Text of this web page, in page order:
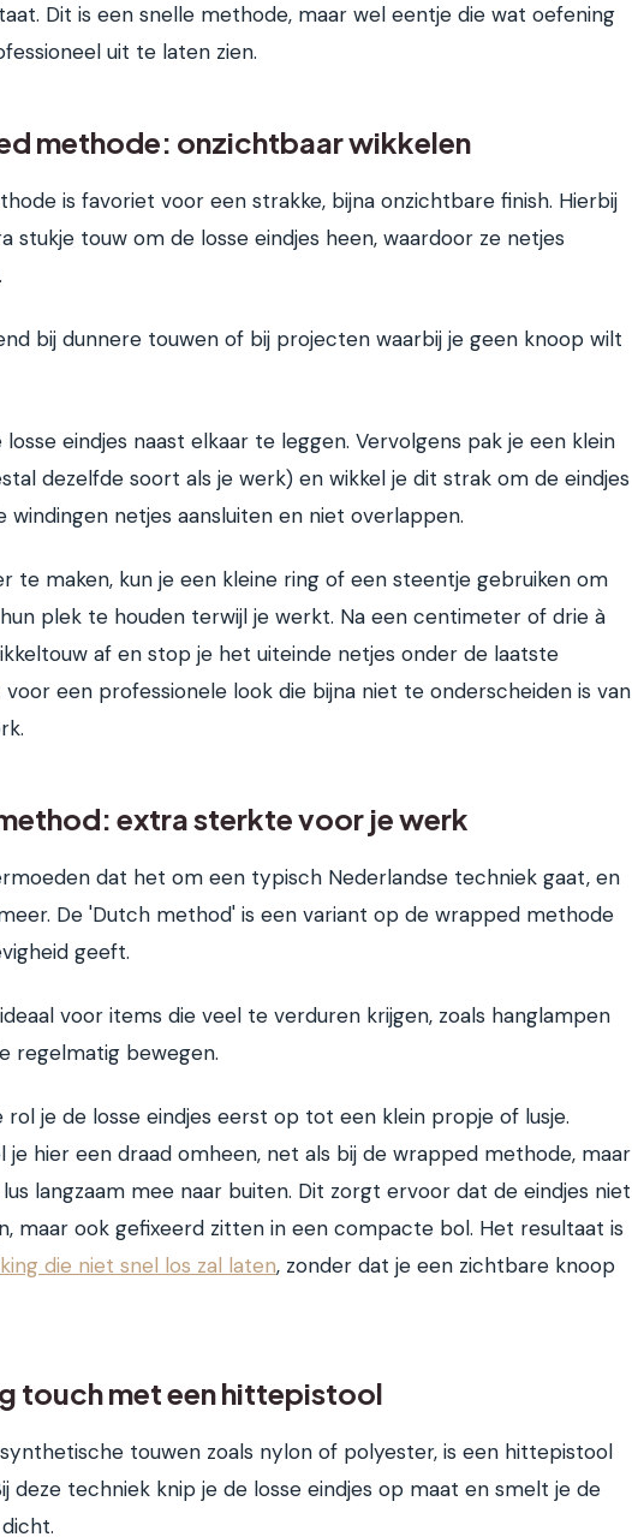
Dit is een snelle methode, maar wel eentje die wat oefening
uit te laten zien.
methode: onzichtbaar wikkelen
is favoriet voor een strakke, bijna onzichtbare finish. Hierbij
stukje touw om de losse eindjes heen, waardoor ze netjes
bij dunnere touwen of bij projecten waarbij je geen knoop wilt
eindjes naast elkaar te leggen. Vervolgens pak je een klein
dezelfde soort als je werk) en wikkel je dit strak om de eindjes
windingen netjes aansluiten en niet overlappen.
te maken, kun je een kleine ring of een steentje gebruiken om
plek te houden terwijl je werkt. Na een centimeter of drie à
af en stop je het uiteinde netjes onder de laatste
voor een professionele look die bijna niet te onderscheiden is van
extra sterkte voor je werk
dat het om een typisch Nederlandse techniek gaat, en
De 'Dutch method' is een variant op de wrapped methode
geeft.
voor items die veel te verduren krijgen, zoals hanglampen
regelmatig bewegen.
rol je de losse eindjes eerst op tot een klein propje of lusje.
je hier een draad omheen, net als bij de wrapped methode, maar
langzaam mee naar buiten. Dit zorgt ervoor dat de eindjes niet
maar ook gefixeerd zitten in een compacte bol. Het resultaat is
die niet snel los zal laten, zonder dat je een zichtbare knoop
touch met een hittepistool
touwen zoals nylon of polyester, is een hittepistool
deze techniek knip je de losse eindjes op maat en smelt je de